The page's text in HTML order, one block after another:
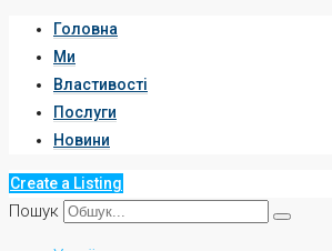
Головна
Ми
Властивості
Послуги
Новини
Create a Listing
Пошук